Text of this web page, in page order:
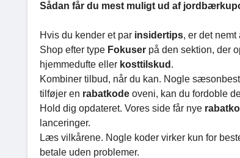
Sådan får du mest muligt ud af
Hvis du kender et par insidertips, er det nemt
Shop efter type Fokuser på den sektion, der
hjemmedufte eller kosttilskud .
Kombiner tilbud, når du kan. Nogle
tilføjer en rabatkode oveni, kan du fordoble
Hold dig opdateret. Vores side får nye
lanceringer.
Læs vilkårene. Nogle koder virker kun for
betale uden problemer.